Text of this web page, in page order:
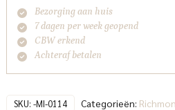
Bezorging aan huis
7 dagen per week geopend
CBW erkend
Achteraf betalen
SKU: -MI-0114 Categorieën: